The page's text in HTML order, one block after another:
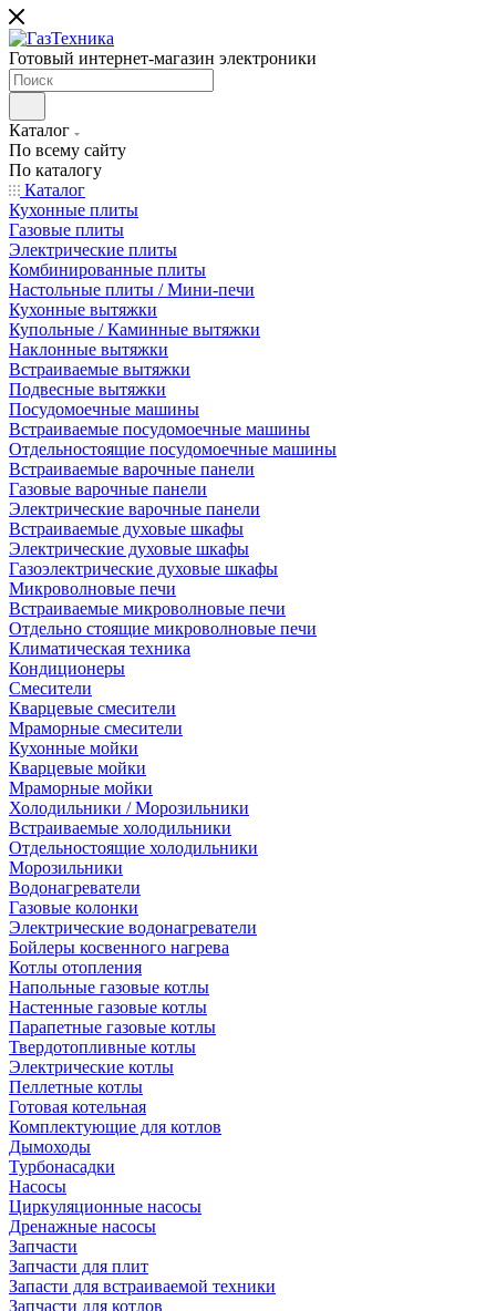
Готовый интернет-магазин электроники
Каталог
По всему сайту
По каталогу
Каталог
Кухонные плиты
Газовые плиты
Электрические плиты
Комбинированные плиты
Настольные плиты / Мини-печи
Кухонные вытяжки
Купольные / Каминные вытяжки
Наклонные вытяжки
Встраиваемые вытяжки
Подвесные вытяжки
Посудомоечные машины
Встраиваемые посудомоечные машины
Отдельностоящие посудомоечные машины
Встраиваемые варочные панели
Газовые варочные панели
Электрические варочные панели
Встраиваемые духовые шкафы
Электрические духовые шкафы
Газоэлектрические духовые шкафы
Микроволновые печи
Встраиваемые микроволновые печи
Отдельно стоящие микроволновые печи
Климатическая техника
Кондиционеры
Смесители
Кварцевые смесители
Мраморные смесители
Кухонные мойки
Кварцевые мойки
Мраморные мойки
Холодильники / Морозильники
Встраиваемые холодильники
Отдельностоящие холодильники
Морозильники
Водонагреватели
Газовые колонки
Электрические водонагреватели
Бойлеры косвенного нагрева
Котлы отопления
Напольные газовые котлы
Настенные газовые котлы
Парапетные газовые котлы
Твердотопливные котлы
Электрические котлы
Пеллетные котлы
Готовая котельная
Комплектующие для котлов
Дымоходы
Турбонасадки
Насосы
Циркуляционные насосы
Дренажные насосы
Запчасти
Запчасти для плит
Запасти для встраиваемой техники
Запчасти для котлов